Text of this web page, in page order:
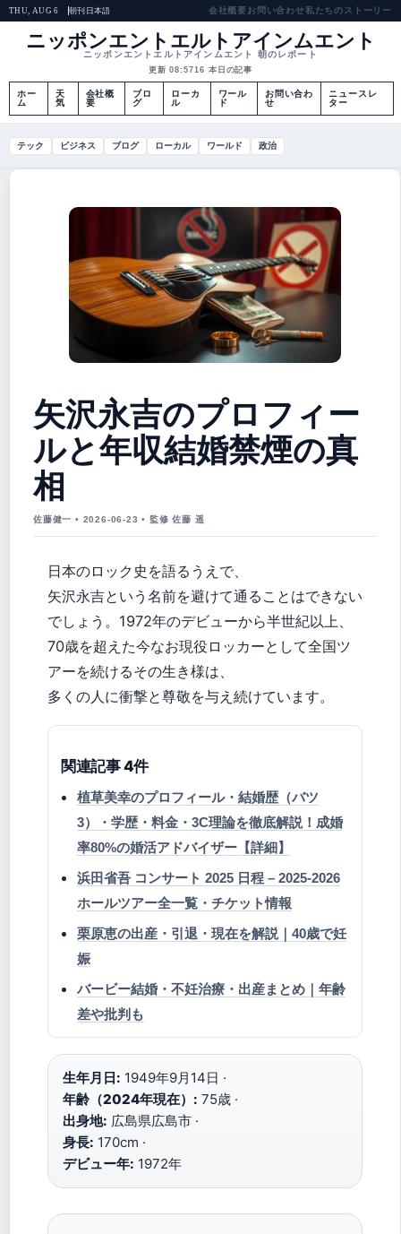
THU, AUG 6 朝刊 日本語 会社概要お問い合わせ私たちのストーリー
ニッポンエントエルトアインムエント
ニッポンエントエルトアインムエント 朝のレポート
更新 08:5716 本日の記事
ホー
ム
天
気
会社概
要
ブロ
グ
ローカ
ル
ワール
ド
お問い合わ
せ
ニュースレ
ター
テック ビジネス ブログ ローカル ワールド 政治
矢沢永吉のプロフィー
ルと年収結婚禁煙の真
相
佐藤健一 • 2026-06-23 • 監修 佐藤 遥
日本のロック史を語るうえで、
矢沢永吉という名前を避けて通ることはできない
でしょう。1972年のデビューから半世紀以上、
70歳を超えた今なお現役ロッカーとして全国ツ
アーを続けるその生き様は、
多くの人に衝撃と尊敬を与え続けています。
関連記事 4件
植草美幸のプロフィール・結婚歴（バツ
3）・学歴・料金・3C理論を徹底解説！成婚
率80%の婚活アドバイザー【詳細】
浜田省吾 コンサート 2025 日程 – 2025-2026
ホールツアー全一覧・チケット情報
栗原恵の出産・引退・現在を解説｜40歳で妊
娠
バービー結婚・不妊治療・出産まとめ｜年齢
差や批判も
生年月日: 1949年9月14日 ·
年齢（2024年現在）: 75歳 ·
出身地: 広島県広島市 ·
身長: 170cm ·
デビュー年: 1972年